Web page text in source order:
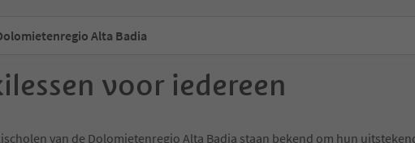
Alta Badia
voor iedereen
van de Dolomietenregio Alta Badia staan bekend om hun